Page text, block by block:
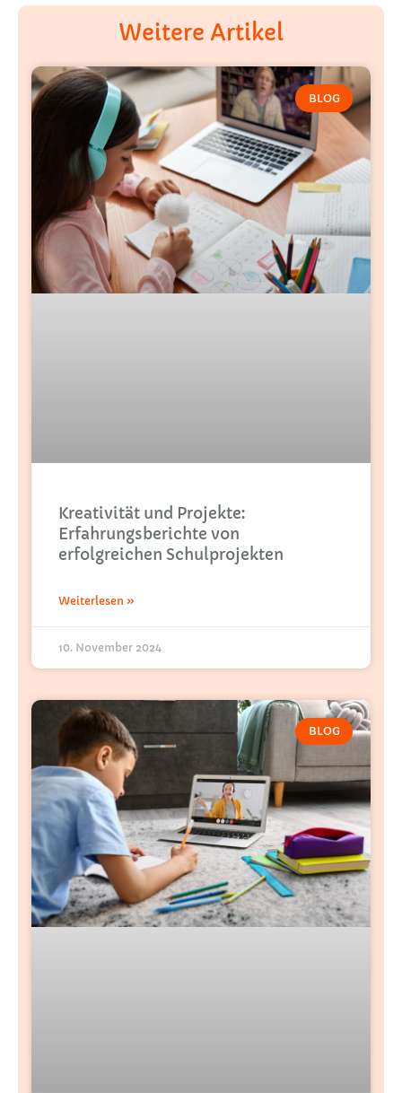
Weitere Artikel
BLOG
Kreativität und Projekte:
Erfahrungsberichte von
erfolgreichen Schulprojekten
Weiterlesen »
10. November 2024
BLOG